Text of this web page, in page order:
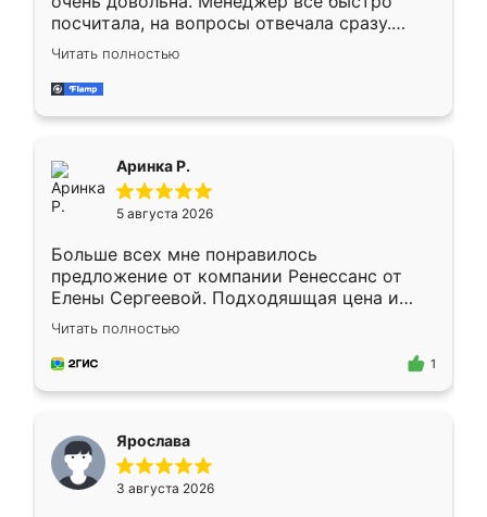
посчитала, на вопросы отвечала сразу.
Замерщик приехал в субботу, подошёл к
делу со всей ответственностью. Собрали
за день, ребята работали аккуратно, даже
Читать полностью
Аринка Р.
5 августа 2026
Больше всех мне понравилось
предложение от компании Ренессанс от
Елены Сергеевой. Подходяшщая цена и
короткие сроки изготовления. Приехавший
для замера сотрудник Владислав
предложил по моему эскизу самый
Читать полностью
1
Ярослава
3 августа 2026